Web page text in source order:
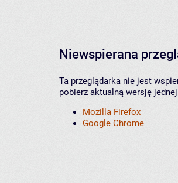
Niewspierana
Ta przeglądarka nie jest
pobierz aktualną wersję
Mozilla Firefox
Google Chrome